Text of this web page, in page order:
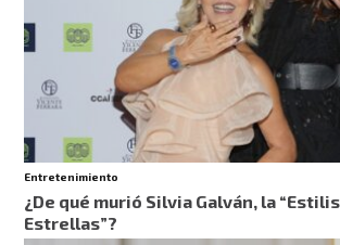
Entretenimiento
¿De qué murió Silvia Galván, la
Estrellas”?